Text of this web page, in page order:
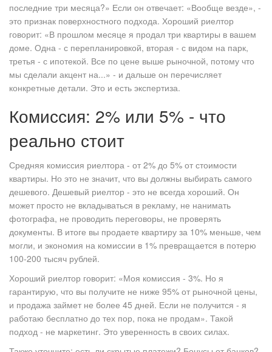
последние три месяца?» Если он отвечает: «Вообще везде», -
это признак поверхностного подхода. Хороший риелтор
говорит: «В прошлом месяце я продал три квартиры в вашем
доме. Одна - с перепланировкой, вторая - с видом на парк,
третья - с ипотекой. Все по цене выше рыночной, потому что
мы сделали акцент на...» - и дальше он перечисляет
конкретные детали. Это и есть экспертиза.
Комиссия: 2% или 5% - что
реально стоит
Средняя комиссия риелтора - от 2% до 5% от стоимости
квартиры. Но это не значит, что вы должны выбирать самого
дешевого. Дешевый риелтор - это не всегда хороший. Он
может просто не вкладываться в рекламу, не нанимать
фотографа, не проводить переговоры, не проверять
документы. В итоге вы продаете квартиру за 10% меньше, чем
могли, и экономия на комиссии в 1% превращается в потерю
100-200 тысяч рублей.
Хороший риелтор говорит: «Моя комиссия - 3%. Но я
гарантирую, что вы получите не ниже 95% от рыночной цены,
и продажа займет не более 45 дней. Если не получится - я
работаю бесплатно до тех пор, пока не продам». Такой
подход - не маркетинг. Это уверенность в своих силах.